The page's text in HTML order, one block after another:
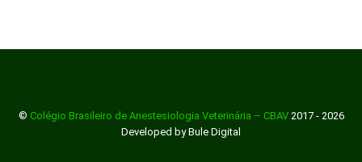
© Colégio Brasileiro de Anestesiologia Veterinária – CBAV 2017 - 2026
Developed by Bule Digital